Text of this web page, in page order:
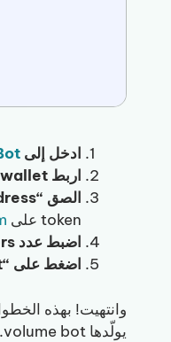
ادخل إلى
اربط wallet متوافقة مع Solana
الصق “Token Address” الخاص بـ meme coin
token على
اضبط عدد makers الذي ستولّده
اضغط على “Start Bot”
يولّدها volume bot. عند اختيار خيار “Boost Token” فهذا يعني أن